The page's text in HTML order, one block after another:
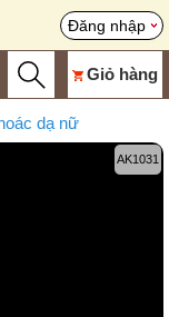
Đăng nhập
Giỏ hàng
dạ nữ
AK1031